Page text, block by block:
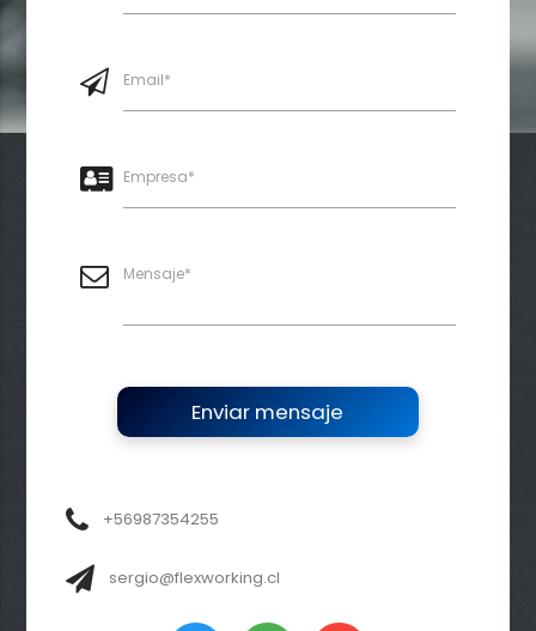
Email*
Empresa*
Mensaje*
Enviar mensaje
+56987354255
sergio@flexworking.cl